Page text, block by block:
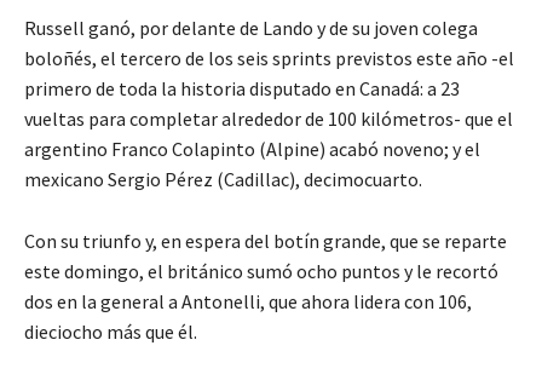
Russell ganó, por delante de Lando y de su joven colega
boloñés, el tercero de los seis sprints previstos este año -el
primero de toda la historia disputado en Canadá: a 23
vueltas para completar alrededor de 100 kilómetros- que el
argentino Franco Colapinto (Alpine) acabó noveno; y el
mexicano Sergio Pérez (Cadillac), decimocuarto.
Con su triunfo y, en espera del botín grande, que se reparte
este domingo, el británico sumó ocho puntos y le recortó
dos en la general a Antonelli, que ahora lidera con 106,
dieciocho más que él.